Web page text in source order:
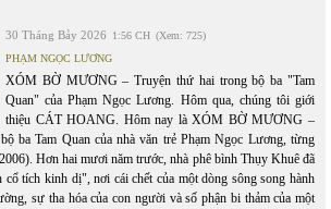
30 Tháng Bảy 2026 1:56 CH (Xem: 725)
PHẠM NGỌC LƯƠNG
XÓM BỜ MƯƠNG – Truyện thứ hai trong bộ ba "Tam
Quan" của Phạm Ngọc Lương. Hôm qua, chúng tôi giới
thiệu CÁT HOANG. Hôm nay là XÓM BỜ MƯƠNG –
ba Tam Quan của nhà văn trẻ Phạm Ngọc Lương, từng
Hơn hai mươi năm trước, nhà phê bình Thụy Khuê đã
cổ tích kinh dị", nơi cái chết của một dòng sông song hành
sự tha hóa của con người và số phận bi thảm của một